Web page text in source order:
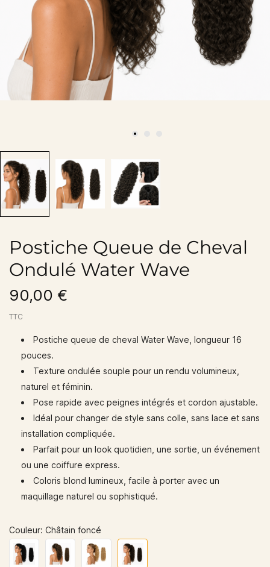
Postiche Queue de Cheval
Ondulé Water Wave
90,00 €
TTC
Postiche queue de cheval Water Wave , longueur 16
pouces.
Texture ondulée souple pour un rendu volumineux,
naturel et féminin.
Pose rapide avec peignes intégrés et cordon ajustable.
Idéal pour changer de style sans colle, sans lace et sans
installation compliquée.
Parfait pour un look quotidien, une sortie, un événement
ou une coiffure express.
Coloris blond lumineux, facile à porter avec un
maquillage naturel ou sophistiqué.
Couleur: Châtain foncé